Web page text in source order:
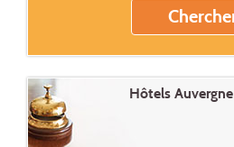
Hôtels Auvergne